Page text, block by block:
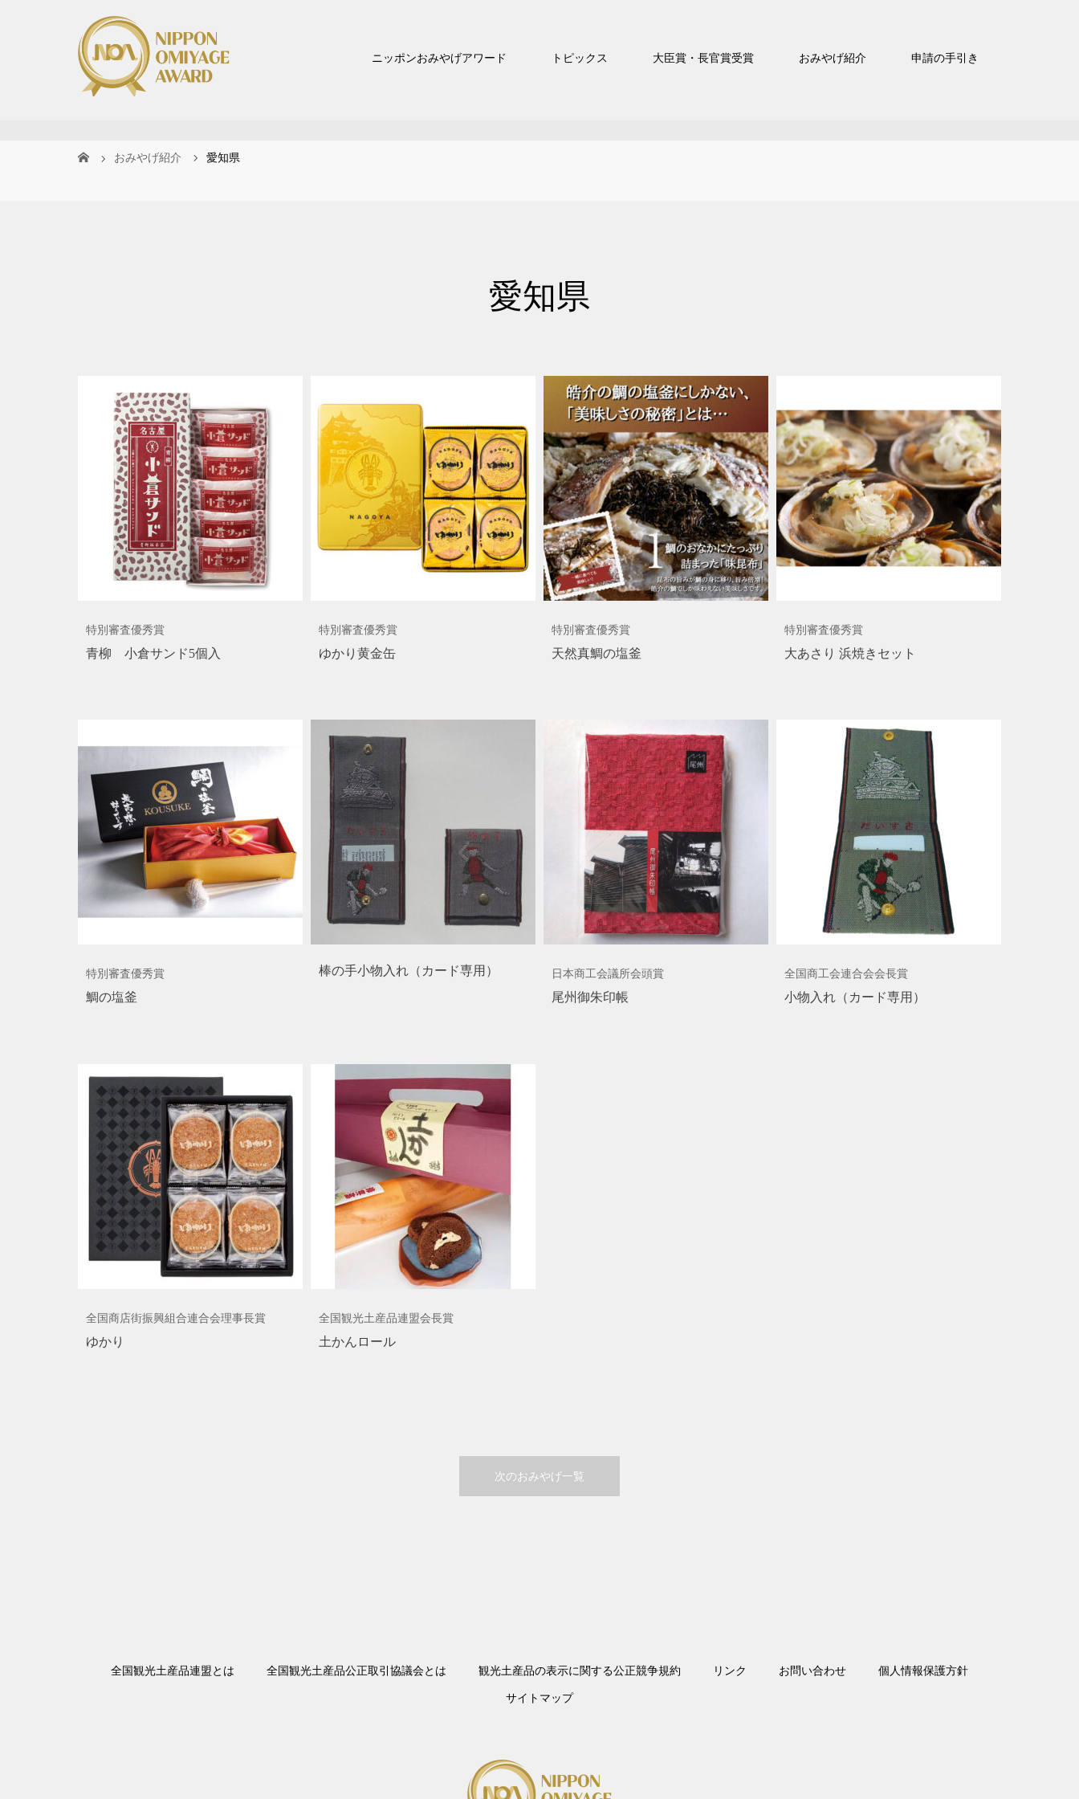
ニッポンおみやげアワード トピックス 大臣賞・長官賞受賞 おみやげ紹介 申請の手引き
おみやげ紹介 愛知県
愛知県
特別審査優秀賞
青柳 小倉サンド5個入
特別審査優秀賞
ゆかり黄金缶
特別審査優秀賞
天然真鯛の塩釜
特別審査優秀賞
大あさり 浜焼きセット
特別審査優秀賞
鯛の塩釜
棒の手小物入れ（カード専用） 日本商工会議所会頭賞
尾州御朱印帳
全国商工会連合会会長賞
小物入れ（カード専用）
全国商店街振興組合連合会理事長賞
ゆかり
全国観光土産品連盟会長賞
土かんロール
次のおみやげ一覧
全国観光土産品連盟とは 全国観光土産品公正取引協議会とは 観光土産品の表示に関する公正競争規約 リンク お問い合わせ 個人情報保護方針
サイトマップ